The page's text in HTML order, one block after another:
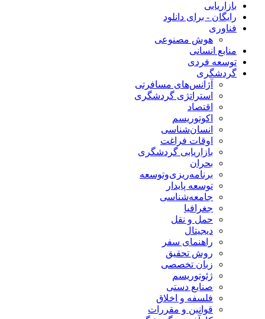
بازاریابی
رایگان - برای دانلود
فناوری
هوش مصنوعی
منابع انسانی
توسعه فردی
گردشگری
آژانس‌های مسافرتی
استراتژی گردشگری
اقتصاد
اکوتوریسم
انسان‌شناسی
اوقات فراغت
بازاریابی گردشگری
بحران
برنامه‌ریزی‌وتوسعه
توسعه پایدار
جامعه‌شناسی
جغرافیا
حمل و نقل
دیجیتال
راهنمای سفر
روش تحقیق
زبان تخصصی
ژئوتوریسم
صنایع دستی
فلسفه و اخلاق
قوانین و مقررات